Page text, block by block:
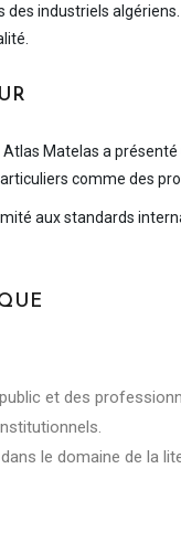
industriels
Matelas a
comme des
aux standards
et des
le domaine de la